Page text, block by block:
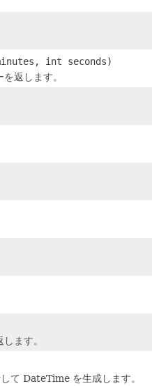
int seconds)
返します。
ます。
て DateTime を生成します。